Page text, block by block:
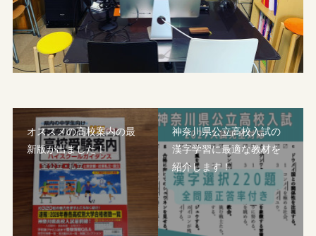
オススメの高校案内の最
新版が出ました！
神奈川県公立高校入試の
漢字学習に最適な教材を
紹介します！